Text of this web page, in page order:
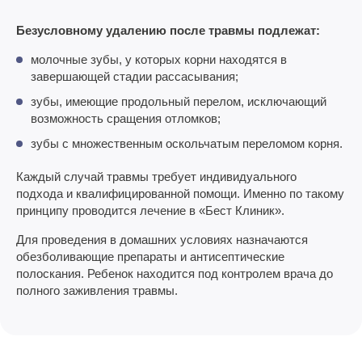
Безусловному удалению после травмы подлежат:
молочные зубы, у которых корни находятся в
завершающей стадии рассасывания;
зубы, имеющие продольный перелом, исключающий
возможность сращения отломков;
зубы с множественным оскольчатым переломом корня.
Каждый случай травмы требует индивидуального
подхода и квалифицированной помощи. Именно по такому
принципу проводится лечение в «Бест Клиник».
Для проведения в домашних условиях назначаются
обезболивающие препараты и антисептические
полоскания. Ребенок находится под контролем врача до
полного заживления травмы.